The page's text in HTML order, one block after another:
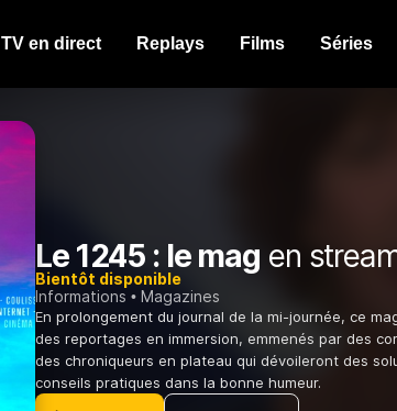
TV en direct Replays Films Séries
Le 1245 : le mag en
Bientôt disponible
Informations
Magazines
En prolongement du journal de la mi-journée, ce
des reportages en immersion, emmenés par des
des chroniqueurs en plateau qui dévoileront des
conseils pratiques dans la bonne humeur.